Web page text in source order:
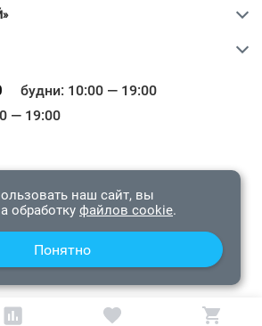
будни: 10:00 — 19:00
— 19:00
Онлайн». Все права защищены.
наш сайт, вы
обработку файлов cookie.
Понятно